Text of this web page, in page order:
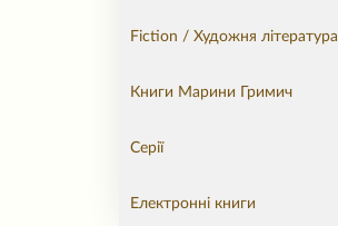
Fiction / Художня література
Книги Марини Гримич
Серії
Електронні книги